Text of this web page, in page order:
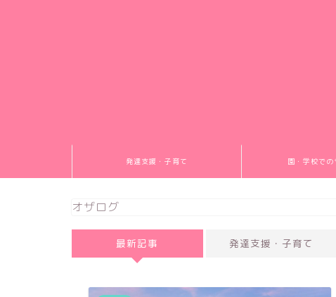
発達支援・子育て 園・学校での
オザログ
最新記事 発達支援・子育て